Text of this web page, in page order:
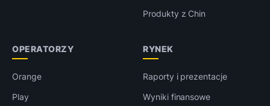
Produkty z Chin
OPERATORZY
Orange
Play
RYNEK
Raporty i prezentacje
Wyniki finansowe